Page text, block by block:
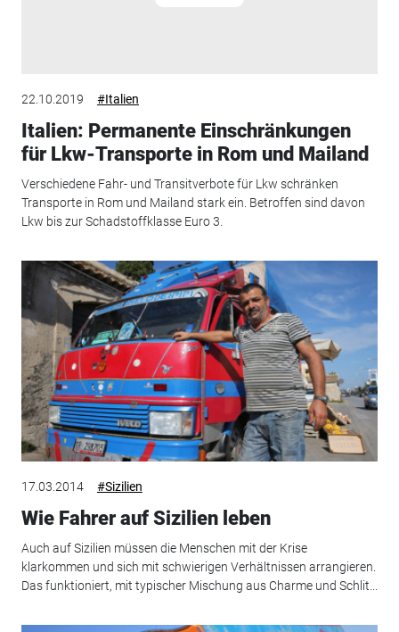
22.10.2019 #Italien
Italien: Permanente Einschränkungen
für Lkw-Transporte in Rom und Mailand
Verschiedene Fahr- und Transitverbote für Lkw schränken
Transporte in Rom und Mailand stark ein. Betroffen sind davon
Lkw bis zur Schadstoffklasse Euro 3.
17.03.2014 #Sizilien
Wie Fahrer auf Sizilien leben
Auch auf Sizilien müssen die Menschen mit der Krise
klarkommen und sich mit schwierigen Verhältnissen arrangieren.
Das funktioniert, mit typischer Mischung aus Charme und Schlit...